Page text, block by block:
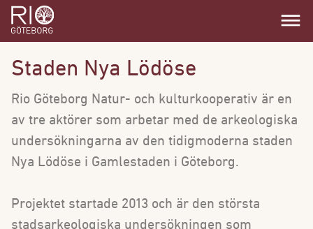
dehaze
Staden Nya Lödöse
Rio Göteborg Natur- och kulturkooperativ är en
av tre aktörer som arbetar med de arkeologiska
undersökningarna av den tidigmoderna staden
Nya Lödöse i Gamlestaden i Göteborg.
Projektet startade 2013 och är den största
stadsarkeologiska undersökningen som